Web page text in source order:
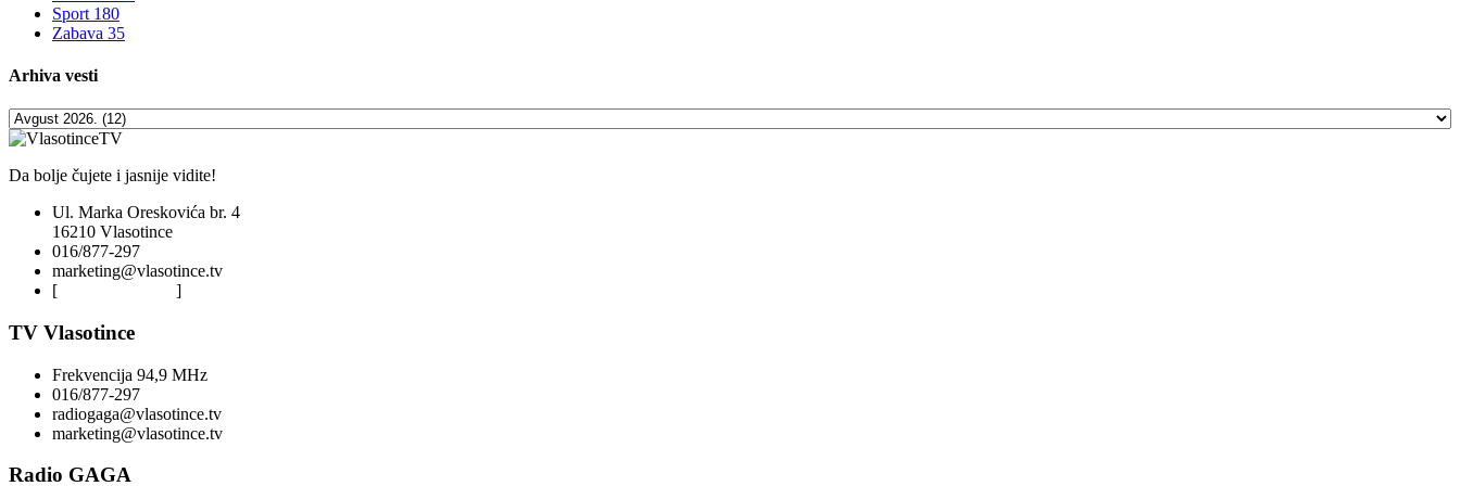
Sport 180
Zabava 35
Arhiva vesti
Da bolje čujete i jasnije vidite!
Ul. Marka Oreskovića br. 4
16210 Vlasotince
016/877-297
marketing@vlasotince.tv
[
]
TV Vlasotince
Frekvencija 94,9 MHz
016/877-297
radiogaga@vlasotince.tv
marketing@vlasotince.tv
Radio GAGA